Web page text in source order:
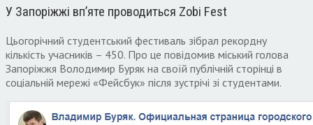
У Запоріжжі вп’яте проводиться Zobi Fest
Цьогорічний студентський фестиваль зібрал рекордну
кількість учасників – 450. Про це повідомив міський голова
Запоріжжя Володимир Буряк на своїй публічній сторінці в
соціальній мережі «Фейсбук» після зустрічі зі студентами.